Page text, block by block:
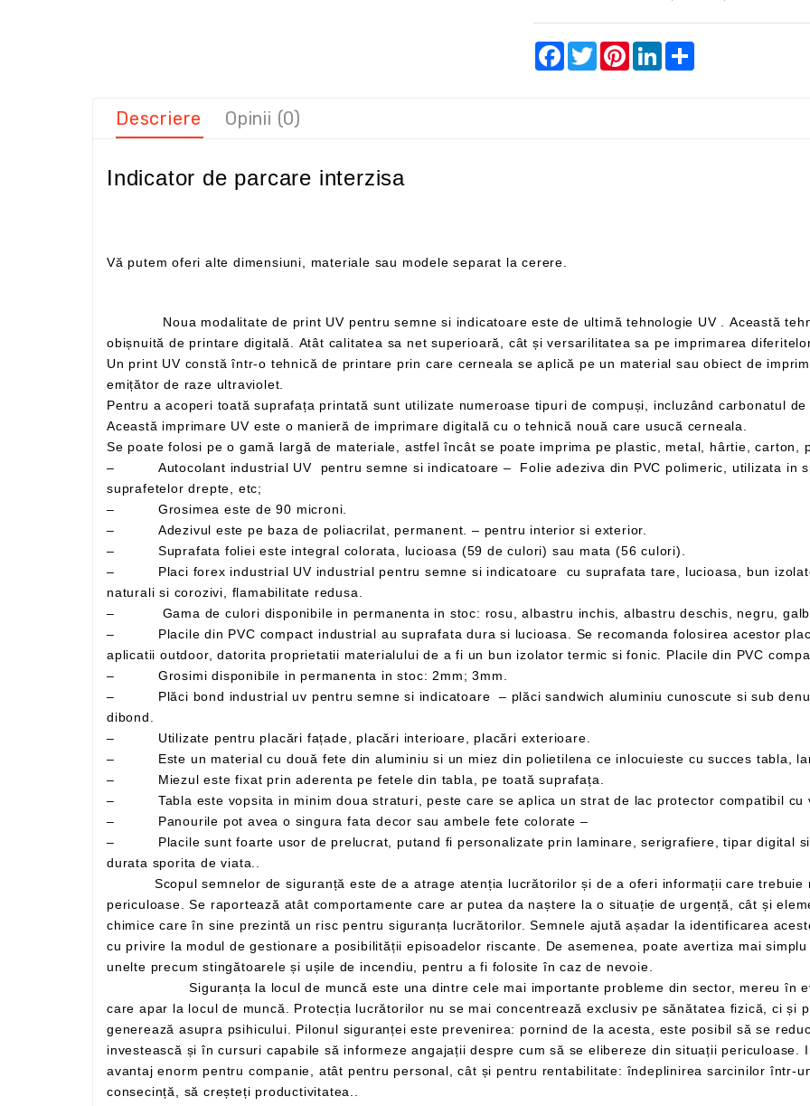
Facebook
TwitterPinterestLinkedInShare
Descriere Opinii (0)
Indicator de parcare interzisa
Vă putem oferi alte dimensiuni, materiale sau modele separat la cerere.
Un print UV constă într-o tehnică de printare prin care cerneala se aplică pe un material sau obiect de imprimat, care este apoi uscată instant de către un
emițător de raze ultraviolet.
Pentru a acoperi toată suprafața printată sunt utilizate numeroase tipuri de
Această imprimare UV este o manieră de imprimare digitală cu o tehnică nouă care usucă cerneala.
– Autocolant industrial UV pentru semne si indicatoare – Folie adeziva din PVC polimeric, utilizata in special la exterior, pentru decorarea
suprafetelor drepte, etc;
– Grosimea este de 90 microni.
– Adezivul este pe baza de poliacrilat, permanent. – pentru interior si exterior.
– Suprafata foliei este integral colorata, lucioasa (59 de culori) sau mata (56 culori).
– Placi forex industrial UV industrial pentru semne si indicatoare cu suprafata tare, lucioasa, bun izolator termic si fonic, rezistenta mare la agenti
naturali si corozivi, flamabilitate redusa.
– Placile din PVC compact industrial au suprafata dura si lucioasa. Se recomanda folosirea acestor placi atat pentru aplicatii indoor, cat si pentru
– Grosimi disponibile in permanenta in stoc: 2mm; 3mm.
– Plăci bond industrial uv pentru semne si indicatoare – plăci sandwich aluminiu cunoscute si sub denumirile comerciale de alucobond, alubond si
dibond.
– Utilizate pentru placări fațade, placări interioare, placări exterioare.
– Miezul este fixat prin aderenta pe fetele din tabla, pe toată suprafața.
– Tabla este vopsita in minim doua straturi, peste care se aplica un strat de lac protector compatibil cu
– Panourile pot avea o singura fata decor sau ambele fete colorate –
– Placile sunt foarte usor de prelucrat, putand fi personalizate prin laminare, serigrafiere, tipar digital si lacuire, fiind usor de intretinut si avand o
durata sporita de viata..
periculoase. Se raportează atât comportamente care ar putea da naștere la o situație de urgență, cât și elemente fizice precum mașini sau substanțe
chimice care în sine prezintă un risc pentru siguranța lucrătorilor. Semnele ajută așadar la identificarea acestor elemente și, în același timp, oferă indicații
cu privire la modul de gestionare a posibilității episoadelor riscante. De asemenea, poate avertiza mai simplu asupra existenței unor căi de evacuare sau
unelte precum stingătoarele și ușile de incendiu, pentru a fi folosite în caz de nevoie.
Siguranța la locul de muncă este una dintre cele mai importante probleme din sector, mereu în evoluție constantă în funcție de noile nevoi
care apar la locul de muncă. Protecția lucrătorilor nu se mai concentrează exclusiv pe sănătatea fizică, ci și pe impactul pe care mediul de lucru îl
generează asupra psihicului. Pilonul siguranței este prevenirea: pornind de la acesta, este posibil să se reducă drastic riscurile, așa că este esențial să se
investească și în cursuri capabile să informeze angajații despre cum să se elibereze din situații periculoase. Investiția în securitatea muncii reprezintă un
avantaj enorm pentru companie, atât pentru personal, cât și pentru rentabilitate: îndeplinirea sarcinilor într-un mediu sigur vă permite să lucrați senin și, în
consecință, să creșteți productivitatea..